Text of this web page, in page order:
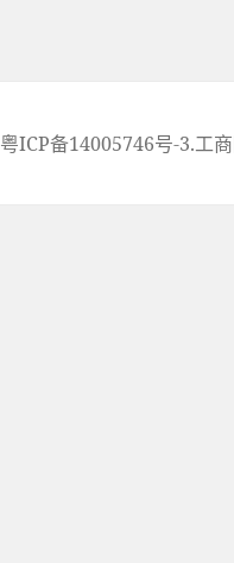
粤ICP备14005746号-3.工